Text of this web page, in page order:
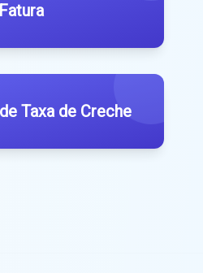
Fatura
Taxa de Creche